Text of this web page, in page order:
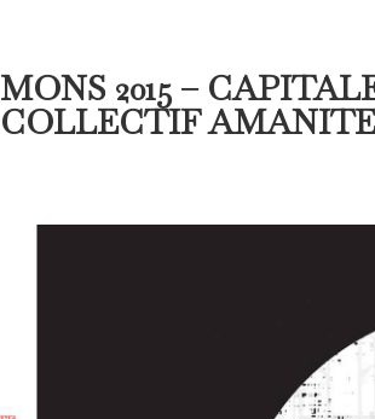
MONS 2015 –
COLLECTIF AMANITE